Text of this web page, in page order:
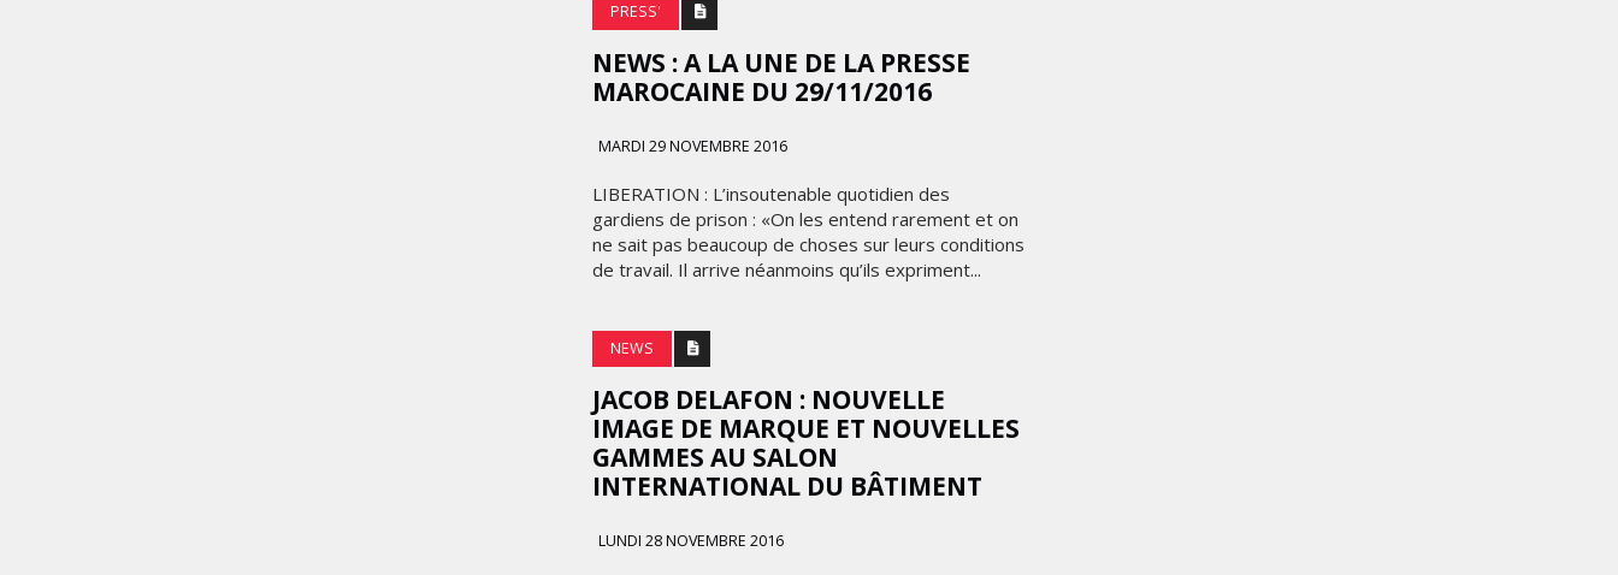
PRESS'
NEWS : A LA UNE DE LA PRESSE
MAROCAINE DU 29/11/2016
MARDI 29 NOVEMBRE 2016
LIBERATION : L’insoutenable quotidien des
gardiens de prison : «On les entend rarement et on
ne sait pas beaucoup de choses sur leurs conditions
de travail. Il arrive néanmoins qu’ils expriment...
NEWS
JACOB DELAFON : NOUVELLE
IMAGE DE MARQUE ET NOUVELLES
GAMMES AU SALON
INTERNATIONAL DU BÂTIMENT
LUNDI 28 NOVEMBRE 2016